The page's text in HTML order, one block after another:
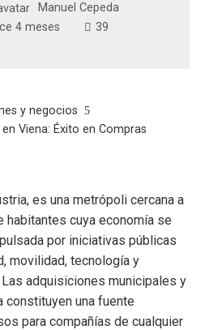
Manuel Cepeda
4 meses
39
y negocios
Viena: Éxito en Compras
es una metrópoli cercana a
cuya economía se
por iniciativas públicas
movilidad, tecnología y
adquisiciones municipales y
constituyen una fuente
para compañías de cualquier